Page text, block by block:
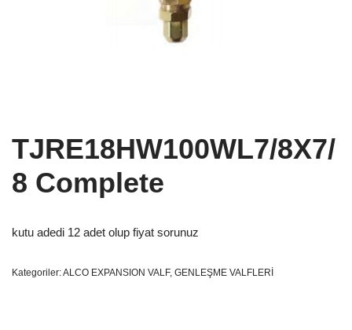
TJRE18HW100WL7/8X7/
8 Complete
kutu adedi 12 adet olup fiyat sorunuz
Kategoriler:ALCO EXPANSION VALF, GENLEŞME VALFLERİ